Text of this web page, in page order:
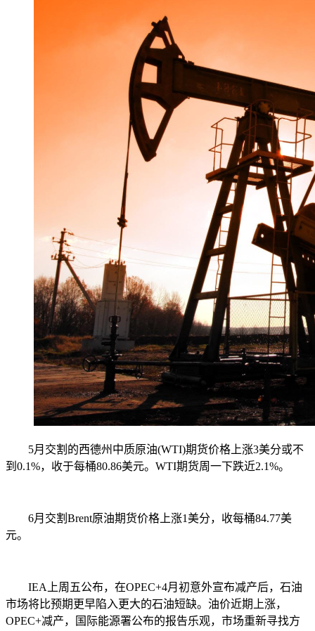
5月交割的西德州中质原油(WTI)期货价格上涨3美分或不
到0.1%，收于每桶80.86美元。WTI期货周一下跌近2.1%。
6月交割Brent原油期货价格上涨1美分，收每桶84.77美
元。
IEA上周五公布，在OPEC+4月初意外宣布减产后，石油
市场将比预期更早陷入更大的石油短缺。油价近期上涨，
OPEC+减产，国际能源署公布的报告乐观，市场重新寻找方